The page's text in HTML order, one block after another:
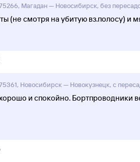
Магадан — Новосибирск, без
(не смотря на убитую вз.полосу) и
Новосибирск — Новокузнецк, с
и спокойно. Бортпроводники